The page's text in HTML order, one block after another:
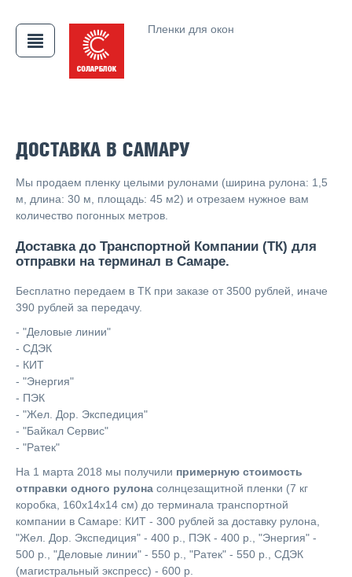
Пленки для окон
ДОСТАВКА В САМАРУ
Мы продаем пленку целыми рулонами (ширина рулона: 1,5
м, длина: 30 м, площадь: 45 м2) и отрезаем нужное вам
количество погонных метров.
Доставка до Транспортной Компании (ТК) для
отправки на терминал в Самаре.
Бесплатно передаем в ТК при заказе от 3500 рублей, иначе
390 рублей за передачу.
- "Деловые линии"
- СДЭК
- КИТ
- "Энергия"
- ПЭК
- "Жел. Дор. Экспедиция"
- "Байкал Сервис"
- "Ратек"
На 1 марта 2018 мы получили примерную стоимость
отправки одного рулона солнцезащитной пленки (7 кг
коробка, 160х14х14 см) до терминала транспортной
компании в Самаре: КИТ - 300 рублей за доставку рулона,
"Жел. Дор. Экспедиция" - 400 р., ПЭК - 400 р., "Энергия" -
500 р., "Деловые линии" - 550 р., "Ратек" - 550 р., СДЭК
(магистральный экспресс) - 600 р.